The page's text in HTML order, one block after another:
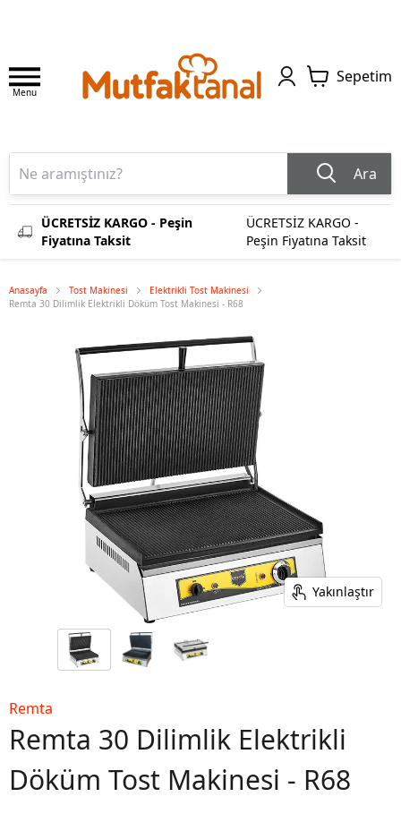
Menu
Sepetim
Ara
ÜCRETSİZ KARGO - Peşin
Fiyatına Taksit
ÜCRETSİZ KARGO -
Peşin Fiyatına Taksit
Anasayfa Tost Makinesi
Elektrikli Tost Makinesi
Remta 30 Dilimlik Elektrikli Döküm Tost Makinesi - R68
Yakınlaştır
Remta
Remta 30 Dilimlik Elektrikli
Döküm Tost Makinesi - R68